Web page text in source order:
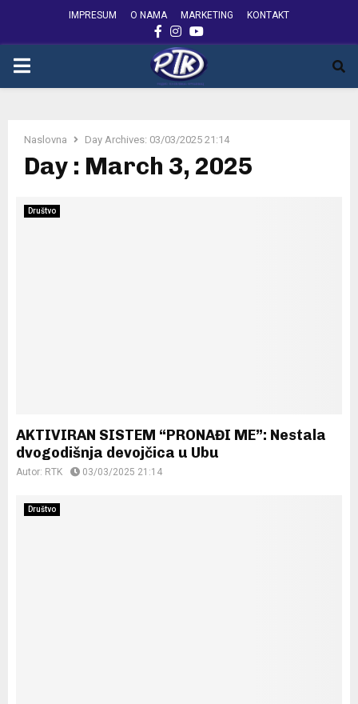
IMPRESUM O NAMA MARKETING KONTAKT
FACEBOOK
INSTAGRAM
YOUTUBE
PRIMARY
Naslovna Day Archives: 03/03/2025 21:14
Day : March 3, 2025
Društvo
AKTIVIRAN SISTEM “PRONAĐI ME”: Nestala
dvogodišnja devojčica u Ubu
Autor: RTK 03/03/2025 21:14
Društvo